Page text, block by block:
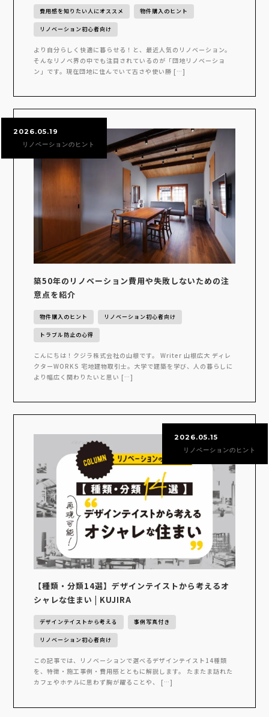
費用感を知りたい人にオススメ 物件購入のヒント
リノベーション初心者向け
より自分らしく快適に暮らせる！と、最近人気のリノベーション。
そんなリノベ界の中でも注目されているのが「団地リノベーショ
ン」です。現在団地に住んでいて古さや使い勝 […]
2026.05.19
リノベーションのヒント
築50年のリノベーション費用や失敗しないための注
意点を紹介
物件購入のヒント リノベーション初心者向け
トラブル防止の心得
こんにちは！クジラ株式会社の山根です。 Writer 山根広大 ディレ
クターWORKS 宅地建物取引士。大学で建築を学び、人の暮らしに
より幅広く関わりたいと思い […]
2026.05.15
リノベーションのヒント
【種類・分類14選】デザインテイストから考えるオ
シャレな住まい | KUJIRA
デザインテイストから考える 事例写真付き
リノベーション初心者向け
この記事では、リノベーションで選べるデザインテイスト14種類
を、特徴・施工事例・費用感とともに解説します。 たまたま訪れた
カフェやホテルに思わず胸が躍ることや、 […]